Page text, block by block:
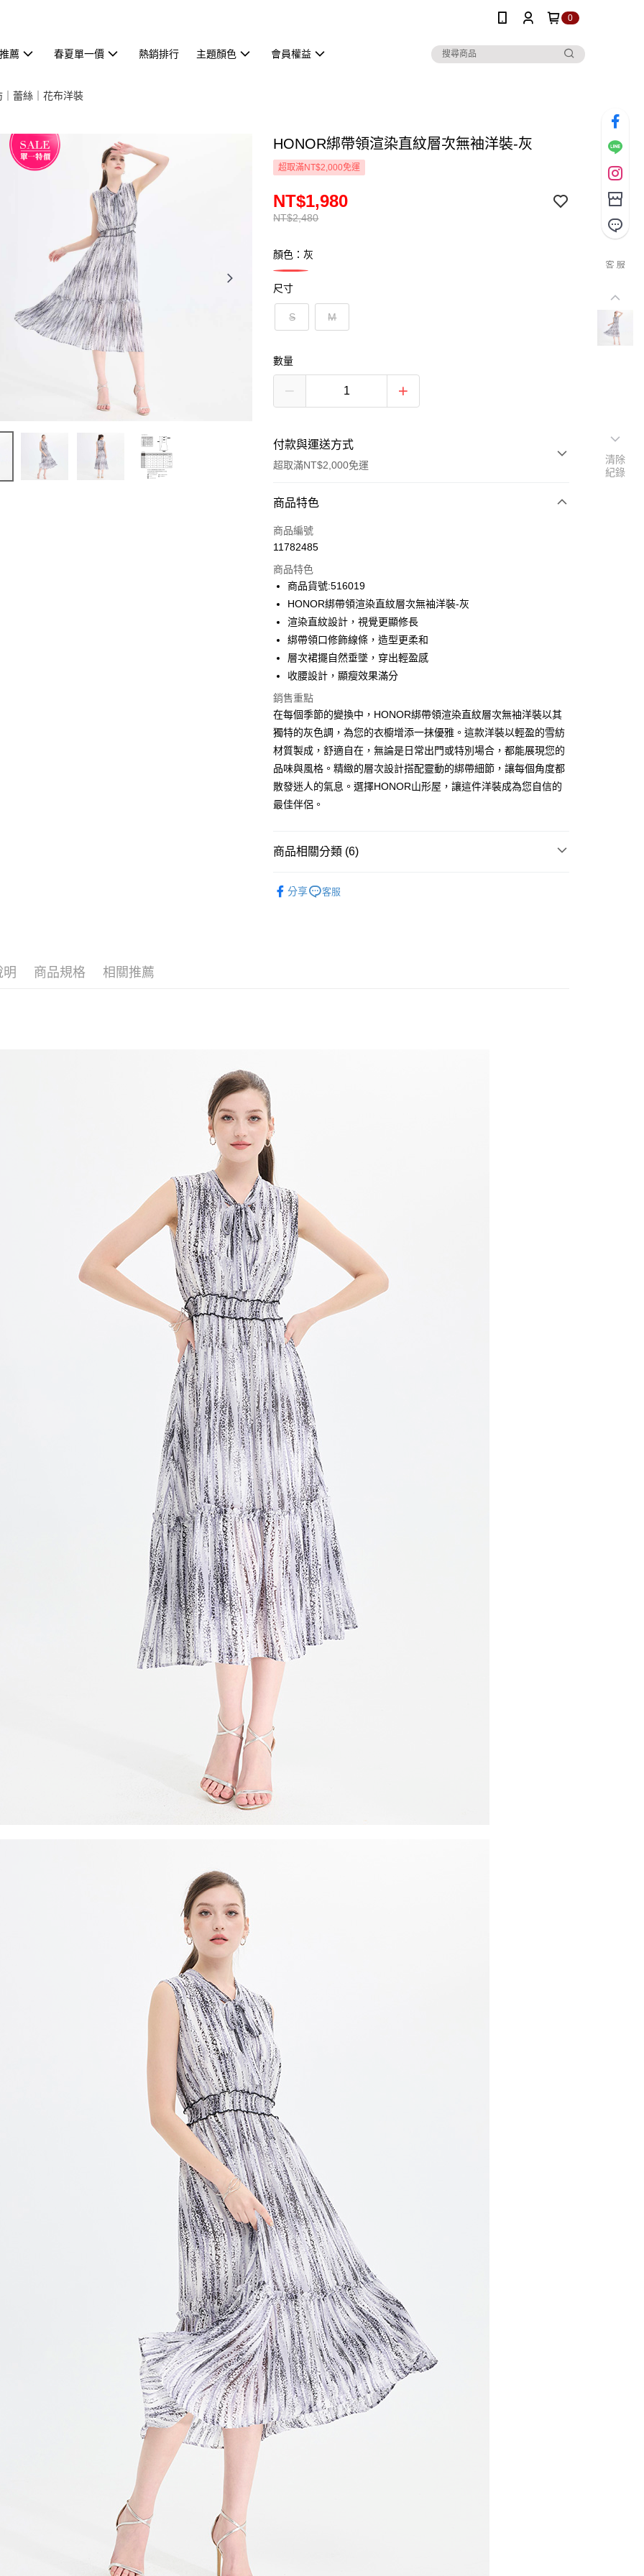
0
薦 春夏單一價 熱銷排行 主題顏色 會員權益
｜蕾絲｜花布洋裝
HONOR綁帶領渲染直紋層次無袖洋裝-灰
超取滿NT$2,000免運
NT$2,480
NT$1,980
顏色：灰
尺寸
S M
數量
付款與運送方式
超取滿NT$2,000免運
付款方式
信用卡一次付款
LINE Pay
Apple Pay
街口支付
悠遊付
ATM付款
運送方式
全家取貨付款 -訂單滿 $2000 元即享免運服務，未滿則另收
$80 元物流費用。
全家付款後取貨-訂單滿 $2000 元即享免運服務-未滿則另收
每筆NT$80，滿NT$2,000(含以上)免運費
商品特色
商品編號
11782485
商品特色
商品貨號:516019
HONOR綁帶領渲染直紋層次無袖洋裝-灰
渲染直紋設計，視覺更顯修長
綁帶領口修飾線條，造型更柔和
層次裙擺自然垂墜，穿出輕盈感
收腰設計，顯瘦效果滿分
銷售重點
在每個季節的變換中，HONOR綁帶領渲染直紋層次無袖洋裝以其
獨特的灰色調，為您的衣櫥增添一抹優雅。這款洋裝以輕盈的雪紡
材質製成，舒適自在，無論是日常出門或特別場合，都能展現您的
品味與風格。精緻的層次設計搭配靈動的綁帶細節，讓每個角度都
散發迷人的氣息。選擇HONOR山形屋，讓這件洋裝成為您自信的
最佳伴侶。
商品相關分類 (6)
洋裝分享 客服
明 商品規格 相關推薦
清除
紀錄